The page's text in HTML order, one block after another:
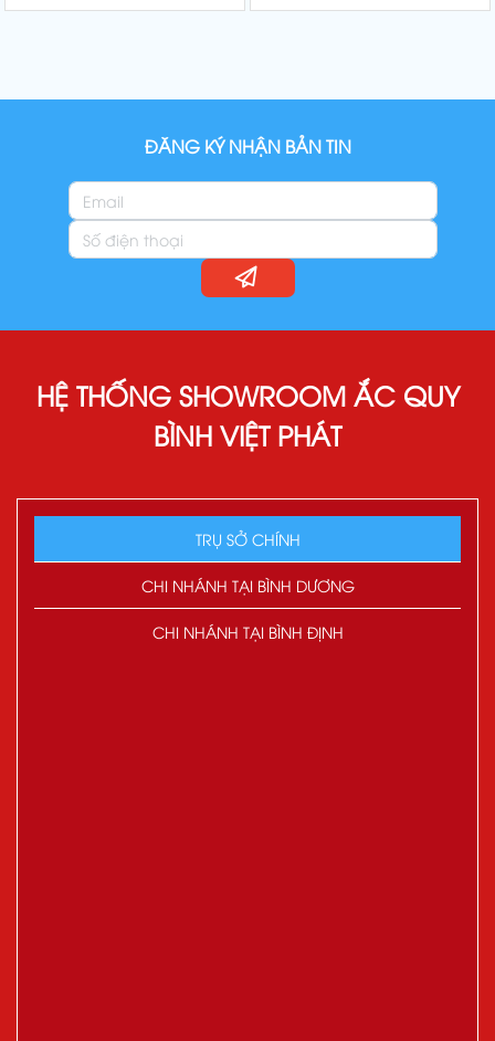
ĐĂNG KÝ NHẬN BẢN TIN
HỆ THỐNG SHOWROOM ẮC QUY
BÌNH VIỆT PHÁT
TRỤ SỞ CHÍNH
CHI NHÁNH TẠI BÌNH DƯƠNG
CHI NHÁNH TẠI BÌNH ĐỊNH